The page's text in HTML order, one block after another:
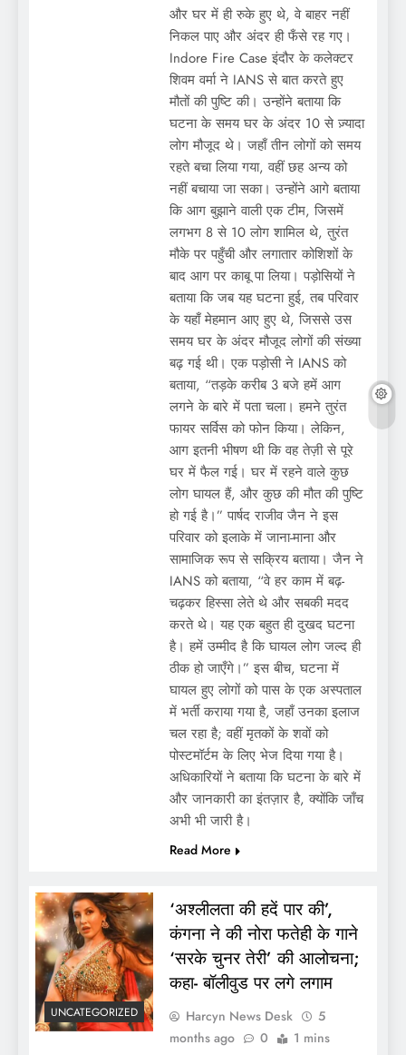
और घर में ही रुके हुए थे, वे बाहर नहीं
निकल पाए और अंदर ही फँसे रह गए।
Indore Fire Case इंदौर के कलेक्टर
शिवम वर्मा ने IANS से ​​बात करते हुए
मौतों की पुष्टि की। उन्होंने बताया कि
घटना के समय घर के अंदर 10 से ज़्यादा
लोग मौजूद थे। जहाँ तीन लोगों को समय
रहते बचा लिया गया, वहीं छह अन्य को
नहीं बचाया जा सका। उन्होंने आगे बताया
कि आग बुझाने वाली एक टीम, जिसमें
लगभग 8 से 10 लोग शामिल थे, तुरंत
मौके पर पहुँची और लगातार कोशिशों के
बाद आग पर काबू पा लिया। पड़ोसियों ने
बताया कि जब यह घटना हुई, तब परिवार
के यहाँ मेहमान आए हुए थे, जिससे उस
समय घर के अंदर मौजूद लोगों की संख्या
बढ़ गई थी। एक पड़ोसी ने IANS को
बताया, “तड़के करीब 3 बजे हमें आग
लगने के बारे में पता चला। हमने तुरंत
फायर सर्विस को फोन किया। लेकिन,
आग इतनी भीषण थी कि वह तेज़ी से पूरे
घर में फैल गई। घर में रहने वाले कुछ
लोग घायल हैं, और कुछ की मौत की पुष्टि
हो गई है।” पार्षद राजीव जैन ने इस
परिवार को इलाके में जाना-माना और
सामाजिक रूप से सक्रिय बताया। जैन ने
IANS को बताया, “वे हर काम में बढ़-
चढ़कर हिस्सा लेते थे और सबकी मदद
करते थे। यह एक बहुत ही दुखद घटना
है। हमें उम्मीद है कि घायल लोग जल्द ही
ठीक हो जाएँगे।” इस बीच, घटना में
घायल हुए लोगों को पास के एक अस्पताल
में भर्ती कराया गया है, जहाँ उनका इलाज
चल रहा है; वहीं मृतकों के शवों को
पोस्टमॉर्टम के लिए भेज दिया गया है।
अधिकारियों ने बताया कि घटना के बारे में
और जानकारी का इंतज़ार है, क्योंकि जाँच
अभी भी जारी है।
Read More
UNCATEGORIZED
‘अश्लीलता की हदें पार की’,
कंगना ने की नोरा फतेही के गाने
‘सरके चुनर तेरी’ की आलोचना;
कहा- बॉलीवुड पर लगे लगाम
Harcyn News Desk
5
months ago
0 1 mins